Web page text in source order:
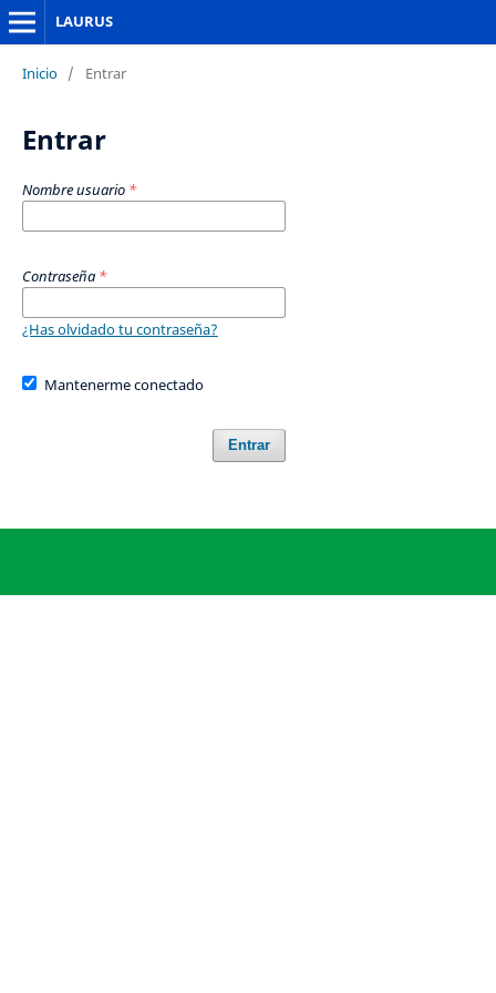
LAURUS
Inicio / Entrar
Entrar
Nombre usuario *
Contraseña *
¿Has olvidado tu contraseña?
Mantenerme conectado
Entrar